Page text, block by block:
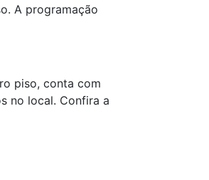
A programação
piso, conta com
no local. Confira a